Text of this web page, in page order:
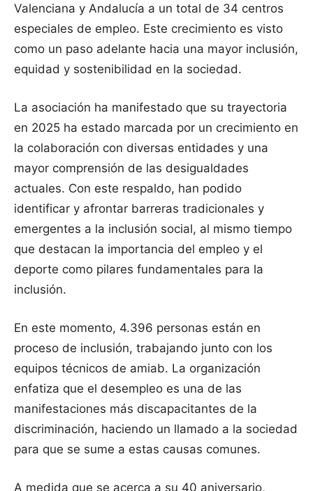
Valenciana y Andalucía a un total de 34 centros
especiales de empleo. Este crecimiento es visto
como un paso adelante hacia una mayor inclusión,
equidad y sostenibilidad en la sociedad.
La asociación ha manifestado que su trayectoria
en 2025 ha estado marcada por un crecimiento en
la colaboración con diversas entidades y una
mayor comprensión de las desigualdades
actuales. Con este respaldo, han podido
identificar y afrontar barreras tradicionales y
emergentes a la inclusión social, al mismo tiempo
que destacan la importancia del empleo y el
deporte como pilares fundamentales para la
inclusión.
En este momento, 4.396 personas están en
proceso de inclusión, trabajando junto con los
equipos técnicos de amiab. La organización
enfatiza que el desempleo es una de las
manifestaciones más discapacitantes de la
discriminación, haciendo un llamado a la sociedad
para que se sume a estas causas comunes.
A medida que se acerca a su 40 aniversario,